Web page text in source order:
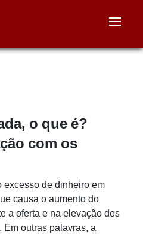
o que é?
com os
de dinheiro em
causa o aumento do
a oferta e na elevação dos
outras palavras, a